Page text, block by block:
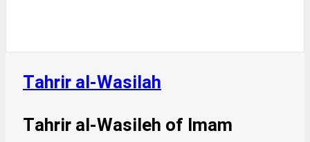
Tahrir al-Wasilah
Tahrir al-Wasileh of Imam